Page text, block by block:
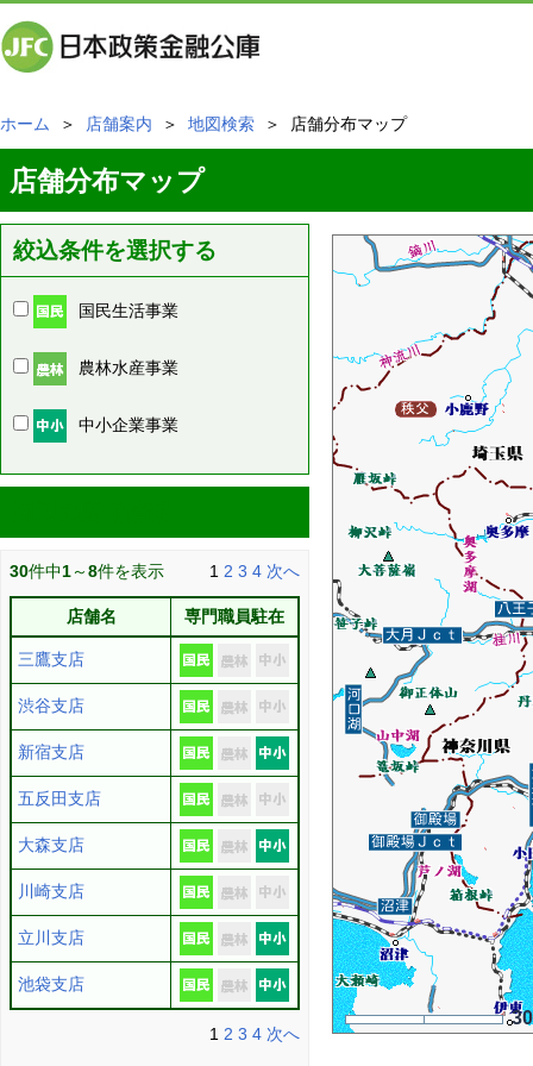
ホーム ＞ 店舗案内 ＞ 地図検索 ＞ 店舗分布マップ
店舗分布マップ
絞込条件を選択する
国民生活事業
農林水産事業
中小企業事業
30件中1～8件を表示 1 2 3 4 次へ
店舗名 専門職員駐在
三鷹支店
渋谷支店
新宿支店
五反田支店
大森支店
川崎支店
立川支店
池袋支店
1 2 3 4 次へ